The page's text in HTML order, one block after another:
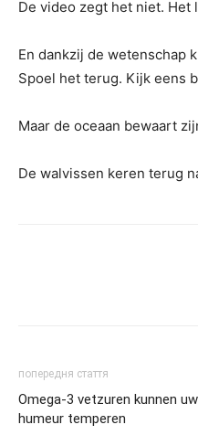
De video zegt het niet. Het
En dankzij de wetenschap
Spoel het terug. Kijk eens
Maar de oceaan bewaart
De walvissen keren terug
попередня стаття
Omega-3 vetzuren kunnen uw
humeur temperen